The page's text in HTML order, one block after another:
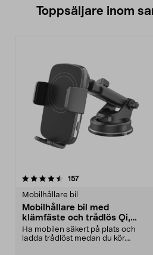
Toppsäljare inom
157recensioner
Mobilhållare bil
Mobilhållare bil med
klämfäste och trådlös Qi,
sugpropp
Ha mobilen säkert på plats och
ladda trådlöst medan du kör.
4.5 av 5 stjärnor